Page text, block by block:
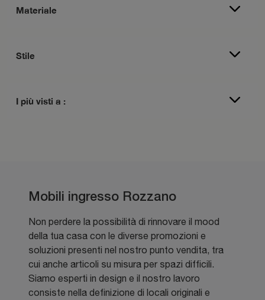
Materiale
Stile
I più visti a :
Mobili ingresso Rozzano
Non perdere la possibilità di rinnovare il mood
della tua casa con le diverse promozioni e
soluzioni presenti nel nostro punto vendita, tra
cui anche articoli su misura per spazi difficili.
Siamo esperti in design e il nostro lavoro
consiste nella definizione di locali originali e